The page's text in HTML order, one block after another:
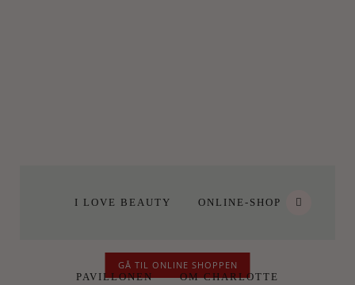
I LOVE BEAUTY ONLINE-SHOP
PAVILLONEN OM CHARLOTTE
GÅ TIL ONLINE SHOPPEN